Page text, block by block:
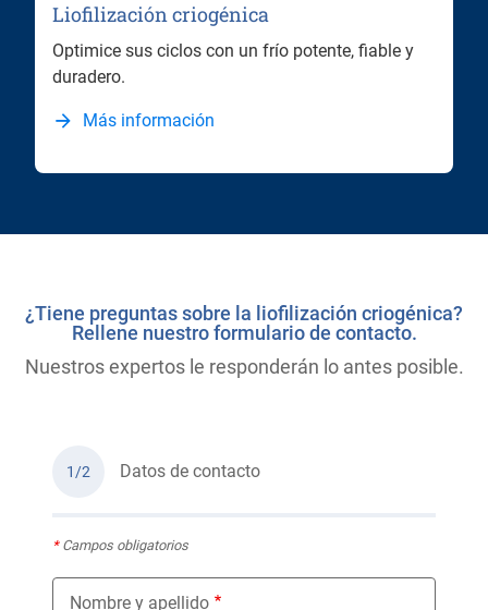
Liofilización criogénica
Optimice sus ciclos con un frío potente, fiable y
duradero.
Más información
¿Tiene preguntas sobre la liofilización criogénica?
Rellene nuestro formulario de contacto.
Nuestros expertos le responderán lo antes posible.
1/2 Datos de contacto
*Campos obligatorios
Nombre y apellido